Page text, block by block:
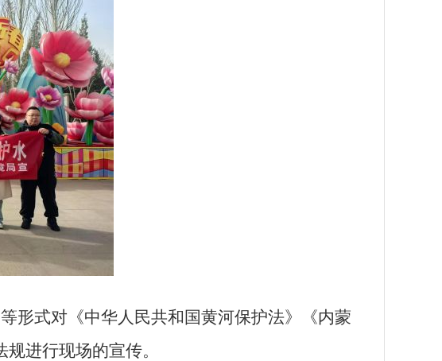
形式对《中华人民共和国黄河保护法》《内蒙
进行现场的宣传。